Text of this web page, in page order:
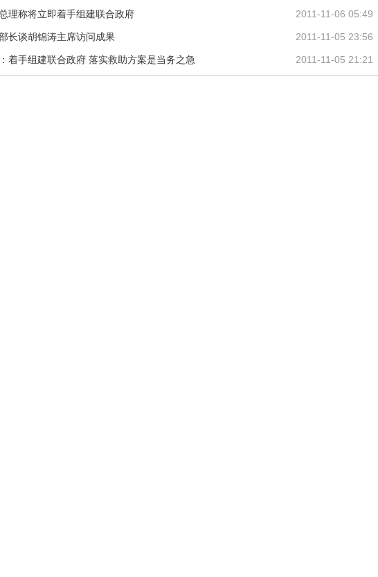
2011-11-06 05:49
理称将立即着手组建联合政府
2011-11-05 23:56
长谈胡锦涛主席访问成果
2011-11-05 21:21
着手组建联合政府 落实救助方案是当务之急